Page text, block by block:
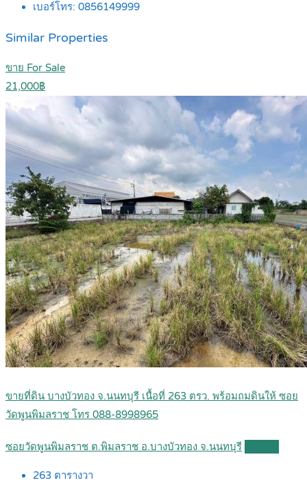
เบอร์โทร: 0856149999
Similar Properties
ขาย For Sale
21,000฿
ขายที่ดิน บางบัวทอง จ.นนทบุรี เนื้อที่ 263 ตรว. พร้อมถมดินให้ ซอย
วัดพูนพิมลราช โทร 088-8998965
ซอยวัดพูนพิมลราช ต.พิมลราช อ.บางบัวทอง จ.นนทบุรี
263 ตารางวา